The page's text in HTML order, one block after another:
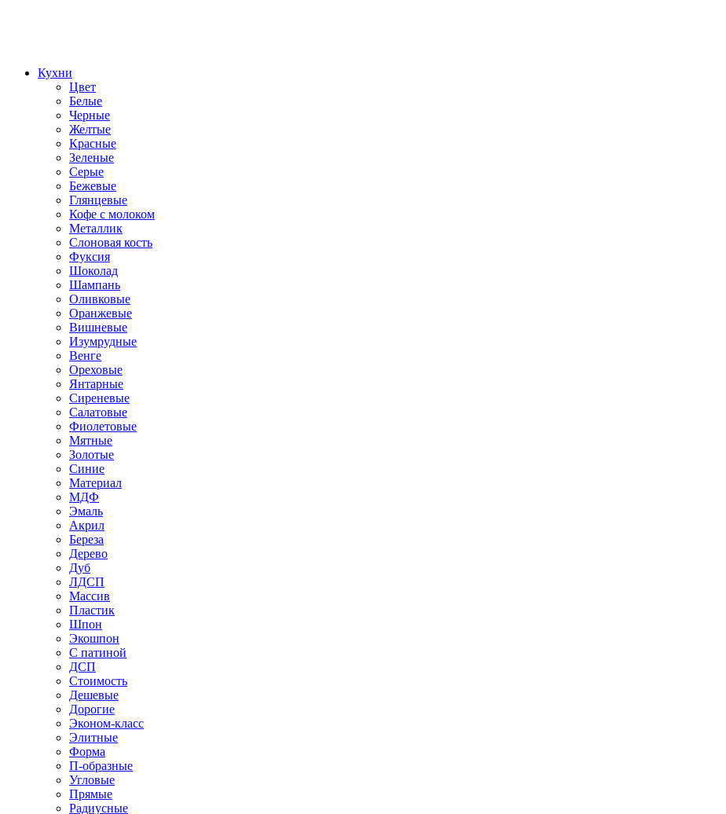
Кухни
Цвет
Белые
Черные
Желтые
Красные
Зеленые
Серые
Бежевые
Глянцевые
Кофе с молоком
Металлик
Слоновая кость
Фуксия
Шоколад
Шампань
Оливковые
Оранжевые
Вишневые
Изумрудные
Венге
Ореховые
Янтарные
Сиреневые
Салатовые
Фиолетовые
Мятные
Золотые
Синие
Материал
МДФ
Эмаль
Акрил
Береза
Дерево
Дуб
ЛДСП
Массив
Пластик
Шпон
Экошпон
С патиной
ДСП
Стоимость
Дешевые
Дорогие
Эконом-класс
Элитные
Форма
П-образные
Угловые
Прямые
Радиусные